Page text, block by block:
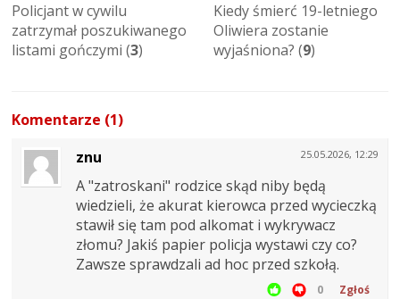
Policjant w cywilu
zatrzymał poszukiwanego
listami gończymi (3)
Kiedy śmierć 19-letniego
Oliwiera zostanie
wyjaśniona? (9)
Komentarze (1)
25.05.2026, 12:29
znu
A "zatroskani" rodzice skąd niby będą
wiedzieli, że akurat kierowca przed wycieczką
stawił się tam pod alkomat i wykrywacz
złomu? Jakiś papier policja wystawi czy co?
Zawsze sprawdzali ad hoc przed szkołą.
0 Zgłoś